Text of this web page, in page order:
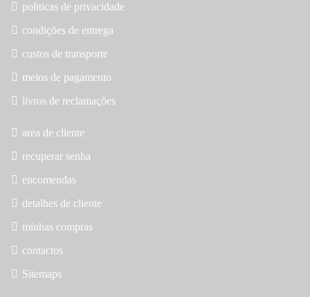
politicas de privacidade
condições de entrega
custos de transporte
meios de pagamento
livros de reclamações
area de cliente
recuperar senha
encomendas
detalhes de cliente
minhas compras
contactos
Sitemaps